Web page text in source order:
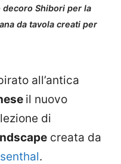
Shibori per la
da tavola creati per
all’antica
il nuovo
di
creata da
.